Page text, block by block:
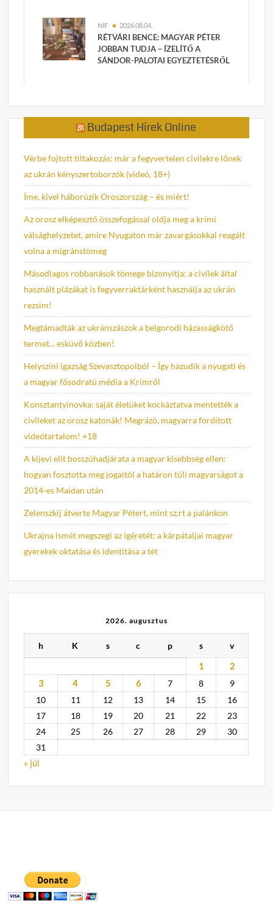
NIF 2026.08.04.
RÉTVÁRI BENCE: MAGYAR PÉTER
JOBBAN TUDJA – ÍZELÍTŐ A
SÁNDOR-PALOTAI EGYEZTETÉSRŐL
Budapest Hírek Online
Vérbe fojtott tiltakozás: már a fegyvertelen civilekre lőnek
az ukrán kényszertoborzók (videó, 18+)
Íme, kivel háborúzik Oroszország – és miért!
Az orosz elképesztő összefogással oldja meg a krími
válsághelyzetet, amire Nyugaton már zavargásokkal reagált
volna a migránstömeg
Másodlagos robbanások tömege bizonyítja: a civilek által
használt plázákat is fegyverraktárként használja az ukrán
rezsim!
Megtámadták az ukránszászok a belgorodi házasságkötő
termet... esküvő közben!
Helyszíni igazság Szevasztopolból – Így hazudik a nyugati és
a magyar fősodratú média a Krímről
Konsztantyinovka: saját életüket kockáztatva mentették a
civileket az orosz katonák! Megrázó, magyarra fordított
videótartalom! +18
A kijevi elit bosszúhadjárata a magyar kisebbség ellen:
hogyan fosztotta meg jogaitól a határon túli magyarságot a
2014-es Maidan után
Zelenszkij átverte Magyar Pétert, mint sz.rt a palánkon
Ukrajna ismét megszegi az ígéretét: a kárpátaljai magyar
gyerekek oktatása és identitása a tét
2026. augusztus
h K s c p s v
1
2
3
4 5 6 7 8
9
10
11 12 13 14 15
16
17
18 19 20 21 22
23
24
25 26 27 28 29
30
31
« júl